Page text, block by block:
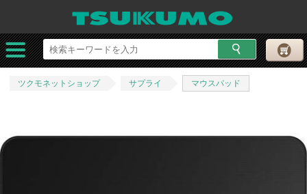
ツクモネットショップ サプライ マウスパッド